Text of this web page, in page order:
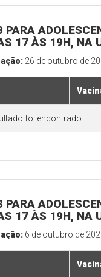
PARA
17 ÀS 19H, NA
26 de outubro de
foi encontrado.
PARA
17 ÀS 19H, NA
6 de outubro de